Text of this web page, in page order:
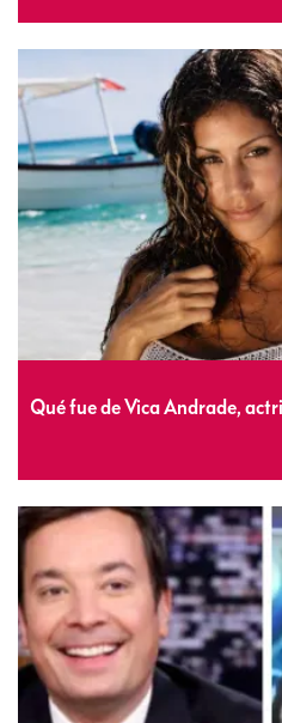
Qué fue de Vica Andrade,